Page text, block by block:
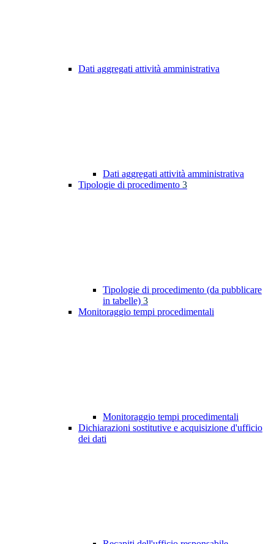
Dati aggregati attività amministrativa
Dati aggregati attività amministrativa
Tipologie di procedimento 3
Tipologie di procedimento (da pubblicare
in tabelle) 3
Monitoraggio tempi procedimentali
Monitoraggio tempi procedimentali
Dichiarazioni sostitutive e acquisizione d'ufficio
dei dati